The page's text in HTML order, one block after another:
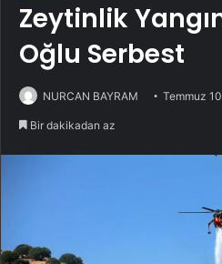
Zeytinlik
Oğlu Serbest
NURCAN BAYRAM Temmuz
Bir dakikadan az